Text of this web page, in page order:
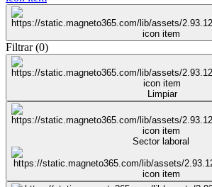
Filtrar(0)
Limpiar
Sector laboral